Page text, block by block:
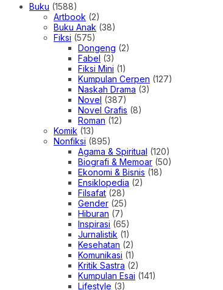
Buku (1588)
Artbook (2)
Buku Anak (38)
Fiksi (575)
Dongeng (2)
Fabel (3)
Fiksi Mini (1)
Kumpulan Cerpen (127)
Naskah Drama (3)
Novel (387)
Novel Grafis (8)
Roman (12)
Komik (13)
Nonfiksi (895)
Agama & Spiritual (120)
Biografi & Memoar (50)
Ekonomi & Bisnis (18)
Ensiklopedia (2)
Filsafat (28)
Gender (25)
Hiburan (7)
Inspirasi (65)
Jurnalistik (1)
Kesehatan (2)
Komunikasi (1)
Kritik Sastra (2)
Kumpulan Esai (141)
Lifestyle (3)